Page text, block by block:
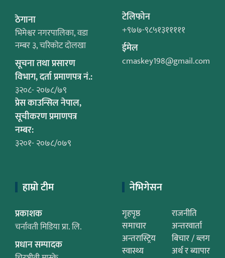
ठेगाना
भिमेश्वर नगरपालिका, वडा
नम्बर ३, चरिकोट दोलखा
सूचना तथा प्रसारण
विभाग, दर्ता प्रमाणपत्र नं.:
३२०८- २०७८/७९
प्रेस काउन्सिल नेपाल,
सूचीकरण प्रमाणपत्र
नम्बर:
३२०१- २०७८/०७९
टेलिफोन
+९७७-९८५१३१११११
ईमेल
cmaskey198@gmail.com
हाम्रो टीम
प्रकाशक
चर्नावती मिडिया प्रा. लि.
प्रधान सम्पादक
नेभिगेसन
गृहपृष्ठ
राजनीति
समाचार
अन्तरवार्ता
अन्तरास्ट्रिय
बिचार / ब्लग
स्वास्थ्य
अर्थ र ब्यापार